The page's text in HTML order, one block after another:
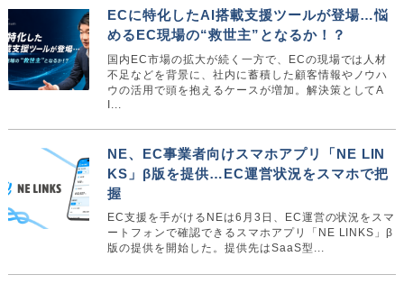
ECに特化したAI搭載支援ツールが登場…悩
めるEC現場の“救世主”となるか！？
国内EC市場の拡大が続く一方で、ECの現場では人材
不足などを背景に、社内に蓄積した顧客情報やノウハ
ウの活用で頭を抱えるケースが増加。解決策としてA
I...
NE、EC事業者向けスマホアプリ「NE LIN
KS」β版を提供…EC運営状況をスマホで把
握
EC支援を手がけるNEは6月3日、EC運営の状況をスマ
ートフォンで確認できるスマホアプリ「NE LINKS」β
版の提供を開始した。提供先はSaaS型...